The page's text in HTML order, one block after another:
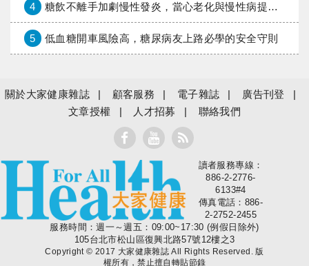
4 糖飲不離手加劇慢性發炎，當心老化與慢性病提早報到
5 低血糖開車風險高，糖尿病友上路必學的安全守則
關於大家健康雜誌 顧客服務 電子雜誌
廣告刊登
文章授權
人才招募 聯絡我們
大家健康
讀者服務專線：
886-2-2776-
6133#4
傳真電話：886-
2-2752-2455
服務時間：週一～週五：09:00~17:30 (例假日除外)
105台北市松山區復興北路57號12樓之3
Copyright © 2017 大家健康雜誌 All Rights Reserved. 版
權所有，禁止擅自轉貼節錄